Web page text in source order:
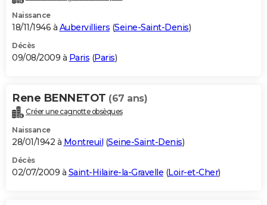
Naissance
18/11/1946 à Aubervilliers (Seine-Saint-Denis)
Décès
09/08/2009 à Paris (Paris)
Rene BENNETOT (67 ans)
Créer une cagnotte obsèques
Naissance
28/01/1942 à Montreuil (Seine-Saint-Denis)
Décès
02/07/2009 à Saint-Hilaire-la-Gravelle (Loir-et-Cher)